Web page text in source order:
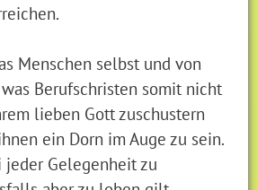
Menschen selbst und von
Berufschristen somit nicht
lieben Gott zuschustern
ein Dorn im Auge zu sein.
jeder Gelegenheit zu